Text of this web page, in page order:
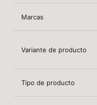
Marcas
Variante de producto
Tipo de producto